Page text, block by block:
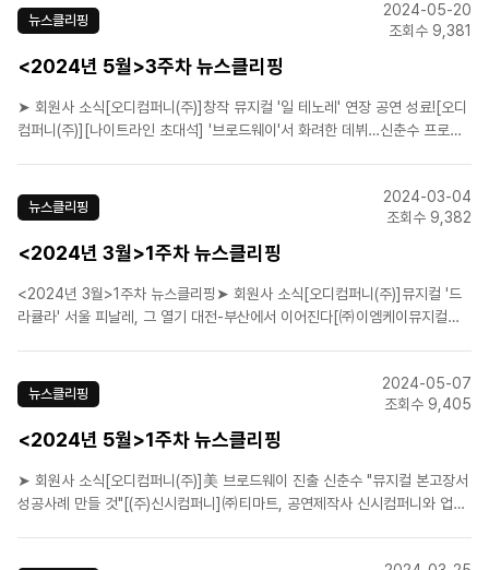
뉴스클리핑
2024-05-20
조회수 9,381
<2024년 5월>3주차 뉴스클리핑
➤ 회원사 소식[오디컴퍼니(주)]창작 뮤지컬 '일 테노레' 연장 공연 성료![오디
컴퍼니(주)][나이트라인 초대석] '브로드웨이'서 화려한 데뷔…신춘수 프로듀
공개된 환상적넘버[에이치제이컬쳐(주)]뮤지컬 '살리에..
뉴스클리핑
2024-03-04
조회수 9,382
<2024년 3월>1주차 뉴스클리핑
<2024년 3월>1주차 뉴스클리핑➤ 회원사 소식[오디컴퍼니(주)]뮤지컬 '드
라큘라' 서울 피날레, 그 열기 대전-부산에서 이어진다[㈜이엠케이뮤지컬컴
앤코(주)][공연소식] 뮤지컬 '스쿨 오브 ..
뉴스클리핑
2024-05-07
조회수 9,405
<2024년 5월>1주차 뉴스클리핑
➤ 회원사 소식[오디컴퍼니(주)]美 브로드웨이 진출 신춘수 "뮤지컬 본고장서
성공사례 만들 것"[(주)신시컴퍼니]㈜티마트, 공연제작사 신시컴퍼니와 업무